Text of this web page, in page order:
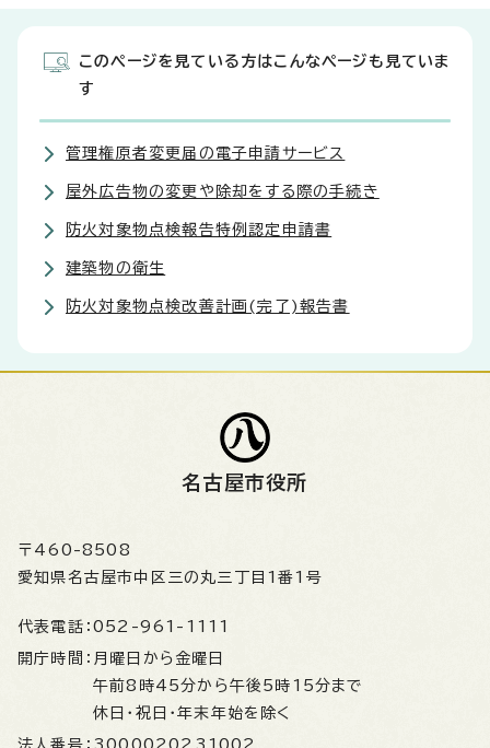
このページを見ている方はこんなページも見ていま
す
管理権原者変更届の電子申請サービス
屋外広告物の変更や除却をする際の手続き
防火対象物点検報告特例認定申請書
建築物の衛生
防火対象物点検改善計画(完了)報告書
名古屋市役所
〒460-8508
愛知県名古屋市中区三の丸三丁目1番1号
代表電話： 052-961-1111
開庁時間： 月曜日から金曜日
午前8時45分から午後5時15分まで
休日・祝日・年末年始を除く
法人番号： 3000020231002